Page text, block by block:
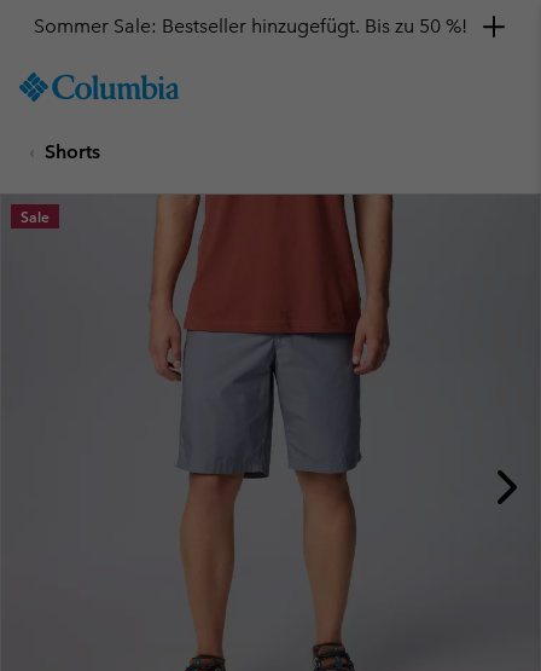
TO
SKIP
MAIN
NAV
Sommer Sale: Bestseller hinzugefügt. Bis zu 50 %!
Shorts
Sale